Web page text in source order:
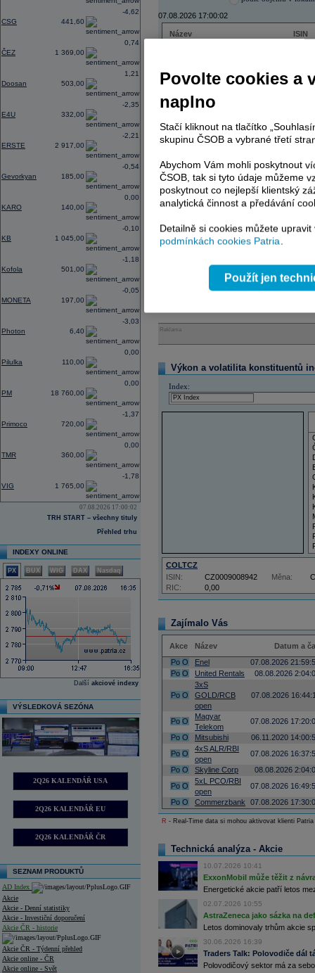
CSG 441,60
-4,62
ČEZ 1 369,00
0,74
Doosan 503,00
1,21
E4U 332,00
-2,35
ERSTE 2 917,00
-2,21
Gevorkyan 185,00
-0,54
KARO 140,00
0,00
KB 1 045,00
-0,10
Kofola 501,00
-1,18
MONETA 197,00
-0,05
Photon 6,40
-3,03
Pilulka 110,00
0,00
PM 18 760,00
0,00
Primoco 720,00
-1,37
TMR 360,00
0,00
VIG 1 765,00
-1,78
07.08.2026 17:00:02
TRH START – všechny tituly
Přehled trhu
INDEXY ONLINE
PX BUX WIG DAX Nasdaq
Další akciové indexy
VÝSLEDKOVÁ SEZÓNA
2Q26 KALENDÁŘ USA
2Q26 KALENDÁŘ EU
2Q26 KALENDÁŘ ČR
SEZNAM PRODUKTŮ
AD Index
Akcie
Akcie - Denní statistiky
Akcie - Investiční doporučení
Akcie ČR - historie
Akcie ČR - Týdenní přehled
Akcie online - ČR
Akcie online - Svět
07.08.2026 17:00:02
Název
ISIN
ERSTE BANK
TMR
AD index - vývoj
Region
Reklama
Výkon a volatilita konstituentů
Index:
COLTCZ
RIC: 0,00
ISIN: CZ0009008942 Měna:
Zajímalo Vás
Akce Název
Datum a
Po O Enel
07.08.2026
Po O United Rentals 08.08.2026
Po O
3xS
GOLD/RCB
open
07.08.2026
Po O
Magyar
Telekom
07.08.2026
Po O Mitsubishi
06.11.2020
Po O
4xS ALR/RBI
open
07.08.2026
Po O Skyline Corp
08.08.2026
Po O
5xL PCO/RBI
open
07.08.2026
Po O Commerzbank 07.08.2026
R - Real-Time data si mohou aktivovat klienti
Technická analýza - Akcie
10.07.2026 10:41
ExxonMobil může těžit z
Energetické akcie patří letos
02.07.2026 10:55
AstraZeneca jako sázka na
Letos dominovaly trhům akcie
30.06.2026 16:39
Traders Talk: Polovodiče dál
Polovodičový sektor má za
Povolte cookies a
naplno
Stačí kliknout na tlačítko
skupinu ČSOB a vybrané třetí
Abychom Vám mohli poskytnout
ČSOB, tak si tyto údaje můžeme
poskytnout co nejlepší klientský
analytická činnost a předávání
Detailně si cookies můžete
podmínkách cookies Patria.
Použít jen